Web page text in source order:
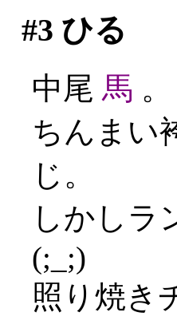
#3 ひる
中尾 馬 。
ちんまい
じ。
しかしラ
(;_;)
照り焼き